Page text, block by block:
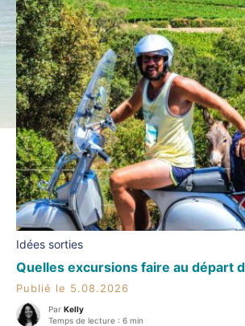
Idées sorties
Quelles excursions faire au départ
Publié le 5.08.2026
Par Kelly
Temps de lecture : 6 min